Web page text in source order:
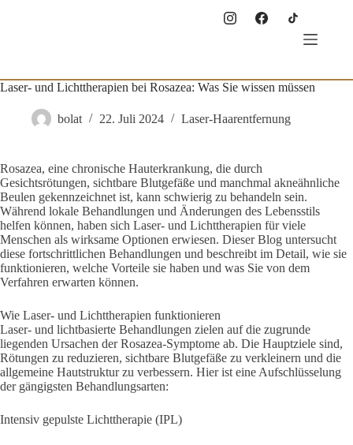
Laser- und Lichttherapien bei Rosazea: Was Sie wissen müssen
bolat 22. Juli 2024 Laser-Haarentfernung
Rosazea, eine chronische Hauterkrankung, die durch
Gesichtsrötungen, sichtbare Blutgefäße und manchmal akneähnliche
Beulen gekennzeichnet ist, kann schwierig zu behandeln sein.
Während lokale Behandlungen und Änderungen des Lebensstils
helfen können, haben sich Laser- und Lichttherapien für viele
Menschen als wirksame Optionen erwiesen. Dieser Blog untersucht
diese fortschrittlichen Behandlungen und beschreibt im Detail, wie sie
funktionieren, welche Vorteile sie haben und was Sie von dem
Verfahren erwarten können.
Wie Laser- und Lichttherapien funktionieren
Laser- und lichtbasierte Behandlungen zielen auf die zugrunde
liegenden Ursachen der Rosazea-Symptome ab. Die Hauptziele sind,
Rötungen zu reduzieren, sichtbare Blutgefäße zu verkleinern und die
allgemeine Hautstruktur zu verbessern. Hier ist eine Aufschlüsselung
der gängigsten Behandlungsarten:
Intensiv gepulste Lichttherapie (IPL)